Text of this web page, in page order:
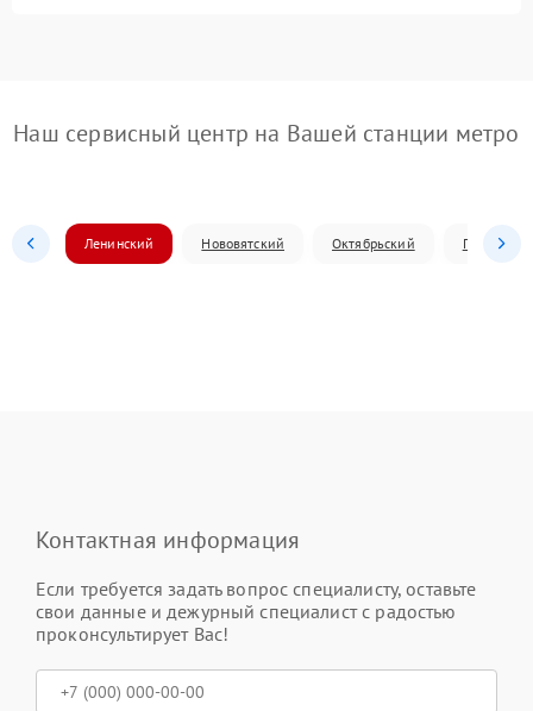
Наш сервисный центр на Вашей станции метро
Ленинский Нововятский Октябрьский
Контактная информация
Если требуется задать вопрос специалисту, оставьте
свои данные и дежурный специалист с радостью
проконсультирует Вас!